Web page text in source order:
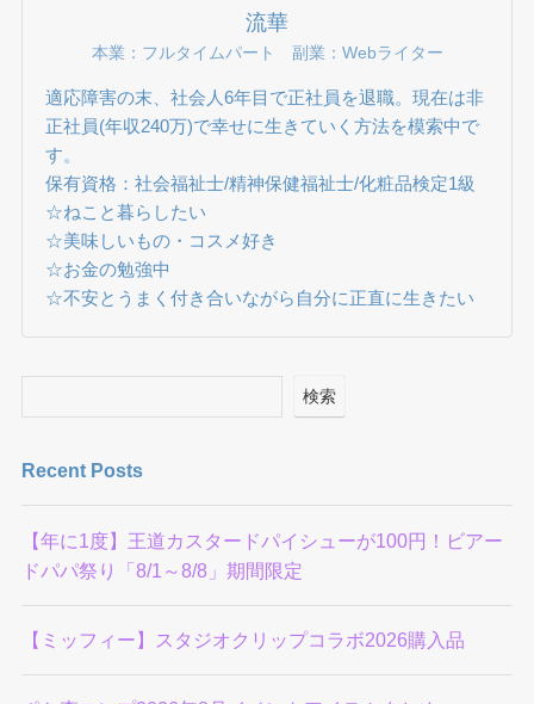
流華
本業：フルタイムパート 副業：Webライター
適応障害の末、社会人6年目で正社員を退職。現在は非
正社員(年収240万)で幸せに生きていく方法を模索中で
す。
保有資格：社会福祉士/精神保健福祉士/化粧品検定1級
☆ねこと暮らしたい
☆美味しいもの・コスメ好き
☆お金の勉強中
☆不安とうまく付き合いながら自分に正直に生きたい
検索
Recent Posts
【年に1度】王道カスタードパイシューが100円！ビアー
ドパパ祭り「8/1～8/8」期間限定
【ミッフィー】スタジオクリップコラボ2026購入品